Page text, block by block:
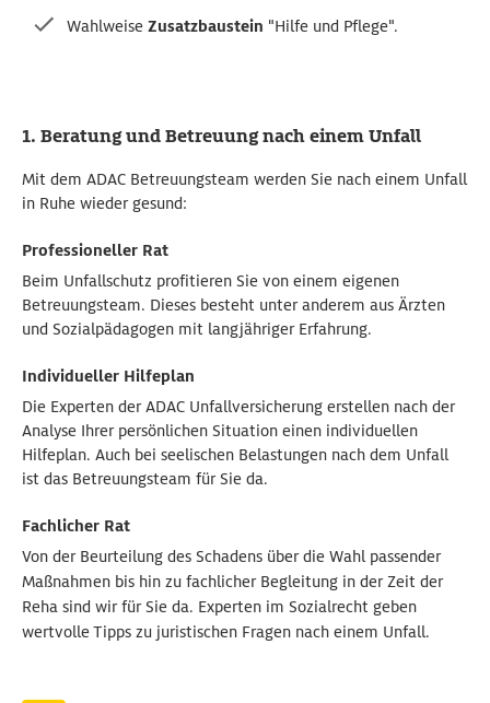
Wahlweise Zusatzbaustein "Hilfe und Pflege".
1. Beratung und Betreuung nach einem Unfall
Mit dem ADAC Betreuungsteam werden Sie nach einem Unfall
in Ruhe wieder gesund:
Professioneller Rat
Beim Unfallschutz profitieren Sie von einem eigenen
Betreuungsteam. Dieses besteht unter anderem aus Ärzten
und Sozialpädagogen mit langjähriger Erfahrung.
Individueller Hilfeplan
Die Experten der ADAC Unfallversicherung erstellen nach der
Analyse Ihrer persönlichen Situation einen individuellen
Hilfeplan. Auch bei seelischen Belastungen nach dem Unfall
ist das Betreuungsteam für Sie da.
Fachlicher Rat
Von der Beurteilung des Schadens über die Wahl passender
Maßnahmen bis hin zu fachlicher Begleitung in der Zeit der
Reha sind wir für Sie da. Experten im Sozialrecht geben
wertvolle Tipps zu juristischen Fragen nach einem Unfall.